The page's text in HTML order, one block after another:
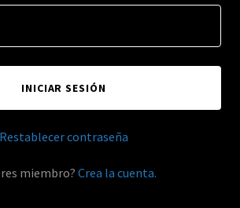
INICIAR SESIÓN
Restablecer contraseña
miembro? Crea la cuenta.